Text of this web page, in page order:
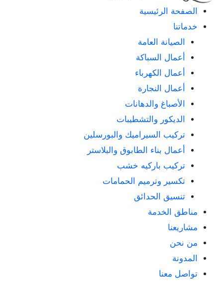
الصفحة الرئيسية
خدماتنا
الصيانة العامة
أعمال السباكة
أعمال الكهرباء
أعمال النجارة
الأصباغ والدهانات
الديكور والتشطيبات
تركيب السيراميك والبورسلين
أعمال بناء الطابوق والبلاستر
تركيب باركيه خشب
تكسير وترميم الحمامات
تنسيق الحدائق
مناطق الخدمة
مشاريعنا
من نحن
المدونة
تواصل معنا